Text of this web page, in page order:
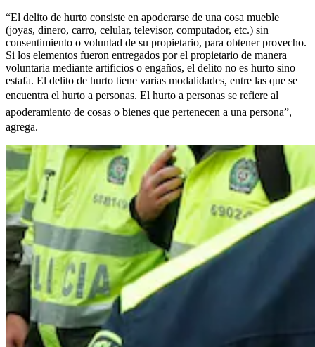
“El delito de hurto consiste en apoderarse de una cosa mueble
(joyas, dinero, carro, celular, televisor, computador, etc.) sin
consentimiento o voluntad de su propietario, para obtener provecho.
Si los elementos fueron entregados por el propietario de manera
voluntaria mediante artificios o engaños, el delito no es hurto sino
estafa. El delito de hurto tiene varias modalidades, entre las que se
encuentra el hurto a personas. El hurto a personas se refiere al
apoderamiento de cosas o bienes que pertenecen a una persona”,
agrega.